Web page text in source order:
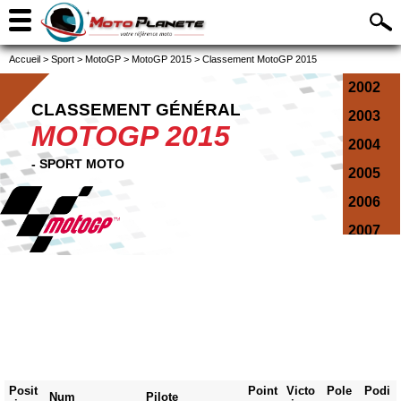
Accueil > Sport > MotoGP > MotoGP 2015 > Classement MotoGP 2015
2002
2003
2004
2005
2006
2007
CLASSEMENT GÉNÉRAL
MOTOGP 2015
- SPORT MOTO
Posit
Num Pilote
Point
Victo
Pole
Podi